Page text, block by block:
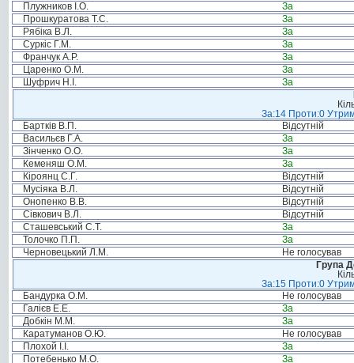
Плужников І.О.
За
Прошкуратова Т.С.
За
Рябіка В.Л.
За
Суркіс Г.М.
За
Франчук А.Р.
За
Царенко О.М.
За
Шуфрич Н.І.
За
За:14 Проти:0
Бартків В.П.
Відсутній
Васильєв Г.А.
За
Зінченко О.О.
За
Кеменяш О.М.
За
Кіроянц С.Г.
Відсутній
Мусіяка В.Л.
Відсутній
Онопенко В.В.
Відсутній
Сівкович В.Л.
Відсутній
Сташевський С.Т.
За
Толочко П.П.
За
Черновецький Л.М.
Не голосував
Група
За:15 Проти:0
Бандурка О.М.
Не голосував
Галієв Е.Е.
За
Добкін М.М.
За
Каратуманов О.Ю.
Не голосував
Плохой І.І.
За
Потебенько М.О.
За